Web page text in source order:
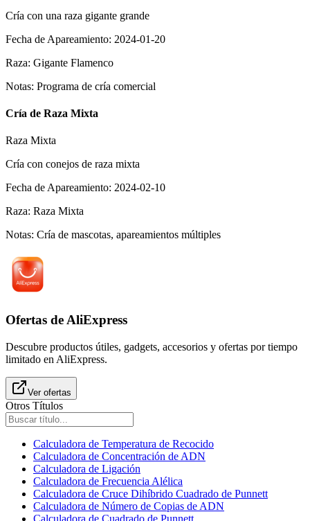
Cría con una raza gigante grande
Fecha de Apareamiento: 2024-01-20
Raza: Gigante Flamenco
Notas: Programa de cría comercial
Cría de Raza Mixta
Raza Mixta
Cría con conejos de raza mixta
Fecha de Apareamiento: 2024-02-10
Raza: Raza Mixta
Notas: Cría de mascotas, apareamientos múltiples
Ofertas de AliExpress
Descubre productos útiles, gadgets, accesorios y ofertas por tiempo
limitado en AliExpress.
Ver ofertas
Otros Títulos
Calculadora de Temperatura de Recocido
Calculadora de Concentración de ADN
Calculadora de Ligación
Calculadora de Frecuencia Alélica
Calculadora de Cruce Dihíbrido Cuadrado de Punnett
Calculadora de Número de Copias de ADN
Calculadora de Cuadrado de Punnett